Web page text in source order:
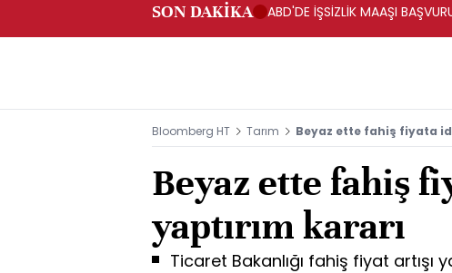
SON DAKİKA ABD'DE İŞSİZLİK MAAŞI
Bloomberg HT Tarım Beyaz ette fahiş fiyata
Beyaz ette fahiş
yaptırım kararı
Ticaret Bakanlığı fahiş fiyat artışı